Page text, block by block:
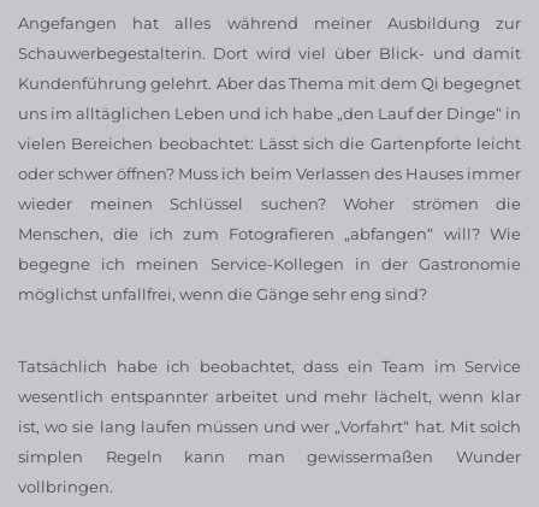
Angefangen hat alles während meiner Ausbildung zur
Schauwerbegestalterin. Dort wird viel über Blick- und damit
Kundenführung gelehrt. Aber das Thema mit dem Qi begegnet
uns im alltäglichen Leben und ich habe „den Lauf der Dinge“ in
vielen Bereichen beobachtet: Lässt sich die Gartenpforte leicht
oder schwer öffnen? Muss ich beim Verlassen des Hauses immer
wieder meinen Schlüssel suchen? Woher strömen die
Menschen, die ich zum Fotografieren „abfangen“ will? Wie
begegne ich meinen Service-Kollegen in der Gastronomie
möglichst unfallfrei, wenn die Gänge sehr eng sind?
Tatsächlich habe ich beobachtet, dass ein Team im Service
wesentlich entspannter arbeitet und mehr lächelt, wenn klar
ist, wo sie lang laufen müssen und wer „Vorfahrt“ hat. Mit solch
simplen Regeln kann man gewissermaßen Wunder
vollbringen.